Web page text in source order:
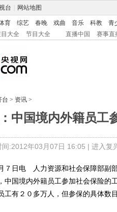
台 网站地图
育 综艺 春晚 戏曲 音乐 科教 青
大全 节目大全 直播中国 赛事直
台 > 资讯 >
中国境内外籍员工
间:2012年03月07日 16:05 | 进入复
日电 人力资源和社会保障部副部
中国境内外籍员工参加社会保险的
工有２０多万人，但参保的具体数